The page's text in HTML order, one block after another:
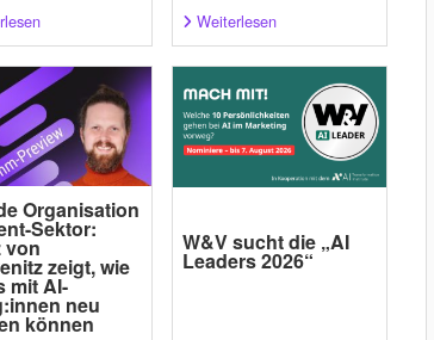
Weiterlesen
Organisation
Sektor:
von
zeigt, wie
mit AI-
neu
können
W&V sucht die „AI
Leaders 2026“